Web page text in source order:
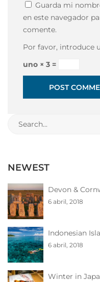
Guarda mi
en este navegador
comente.
Por favor, introduce
uno × 3 =
Search
NEWEST
Devon &
6 abril, 2018
Indonesian
6 abril, 2018
Winter in